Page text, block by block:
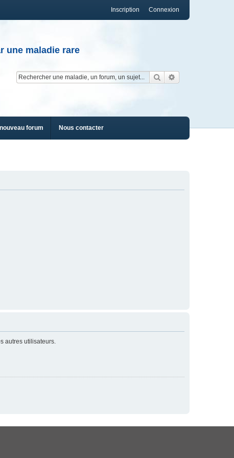
Connexion
Inscription
une maladie rare
Rechercher
forum Nous contacter
autres utilisateurs.